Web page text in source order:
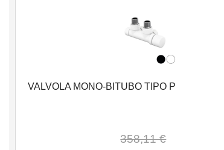
VALVOLA MONO-BITUBO TIPO P
358,11 €